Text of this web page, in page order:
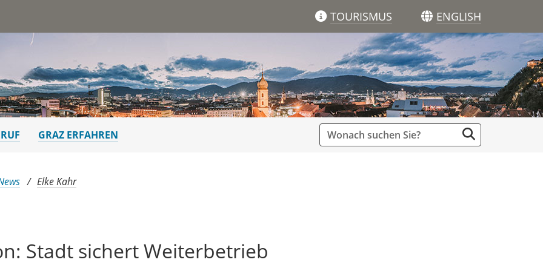
TOURISMUS ENGLISH
GRAZ ERFAHREN
Elke Kahr
Stadt sichert Weiterbetrieb